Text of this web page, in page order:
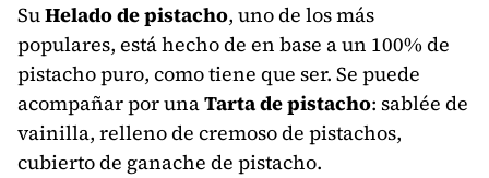
SuHelado de pistacho, uno de los más
populares, está hecho de en base a un 100% de
pistacho puro, como tiene que ser. Se puede
acompañar por unaTarta de pistacho: sablée de
vainilla, relleno de cremoso de pistachos,
cubierto de ganache de pistacho.